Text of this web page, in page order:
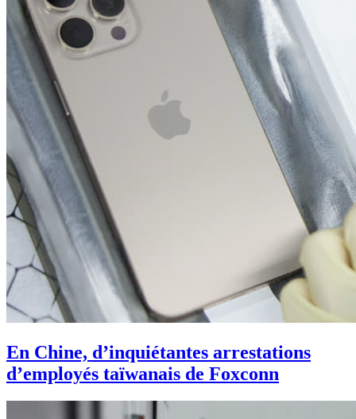
En Chine, d’inquiétantes arrestations
d’employés taïwanais de Foxconn